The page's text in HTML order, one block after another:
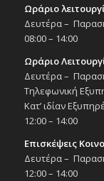
Ωράριο
Δευτέρα –
08:00 – 14:00
Ωράριο
Δευτέρα –
Τηλεφωνική
Κατ’ ιδίαν
12:00 – 14:00
Επισκέψεις
Δευτέρα –
12:00 – 14:00